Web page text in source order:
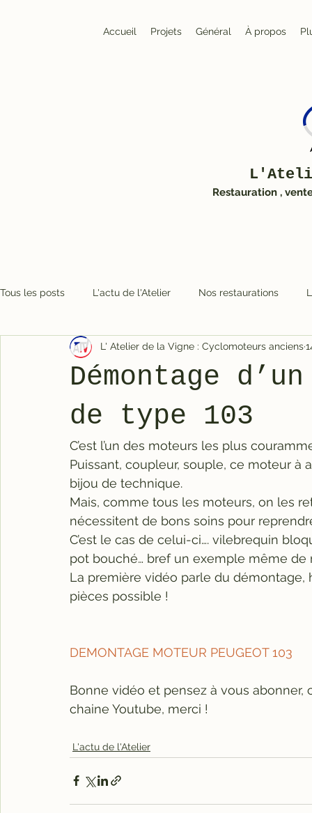
Accueil Projets Général À propos
Restauration ,
Tous les posts L'actu de l'Atelier Nos restaurations
Démontage
de type 103
L' Atelier de la Vigne : Cyclomoteurs anciens
C’est l’un des moteurs les plus
Puissant, coupleur, souple, ce moteur
bijou de technique.
Mais, comme tous les moteurs, on les
nécessitent de bons soins pour
C’est le cas de celui-ci…. vilebrequin
pot bouché… bref un exemple même
La première vidéo parle du
pièces possible !
DEMONTAGE MOTEUR PEUGEOT 103
Bonne vidéo et pensez à vous
chaine Youtube, merci !
L'actu de l'Atelier